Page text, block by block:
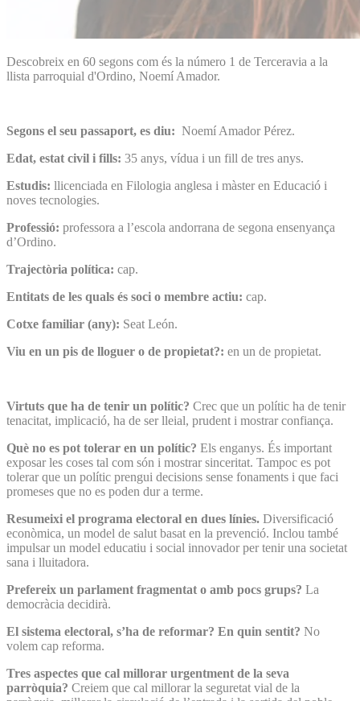
Descobreix en 60 segons com és la número 1 de Terceravia a la
llista parroquial d'Ordino, Noemí Amador.
Segons el seu passaport, es diu: Noemí Amador Pérez.
Edat, estat civil i fills: 35 anys, vídua i un fill de tres anys.
Estudis: llicenciada en Filologia anglesa i màster en Educació i
noves tecnologies.
Professió: professora a l’escola andorrana de segona ensenyança
d’Ordino.
Trajectòria política: cap.
Entitats de les quals és soci o membre actiu: cap.
Cotxe familiar (any): Seat León.
Viu en un pis de lloguer o de propietat?: en un de propietat.
Virtuts que ha de tenir un polític? Crec que un polític ha de tenir
tenacitat, implicació, ha de ser lleial, prudent i mostrar confiança.
Què no es pot tolerar en un polític? Els enganys. És important
exposar les coses tal com són i mostrar sinceritat. Tampoc es pot
tolerar que un polític prengui decisions sense fonaments i que faci
promeses que no es poden dur a terme.
Resumeixi el programa electoral en dues línies. Diversificació
econòmica, un model de salut basat en la prevenció. Inclou també
impulsar un model educatiu i social innovador per tenir una societat
sana i lluitadora.
Prefereix un parlament fragmentat o amb pocs grups? La
democràcia decidirà.
El sistema electoral, s’ha de reformar? En quin sentit? No
volem cap reforma.
Tres aspectes que cal millorar urgentment de la seva
parròquia? Creiem que cal millorar la seguretat vial de la